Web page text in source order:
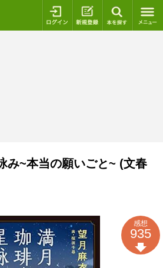
ログイン 新規登録
み~本当の願いごと~ (文春
感想
935